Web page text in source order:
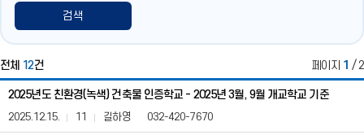
검색
전체 12건 페이지 1 / 2
친
환
경
(녹
2025년도 친환경(녹색) 건축물 인증학교 - 2025년 3월, 9월 개교학교 기준
2025.12.15. 11 길하영 032-420-7670